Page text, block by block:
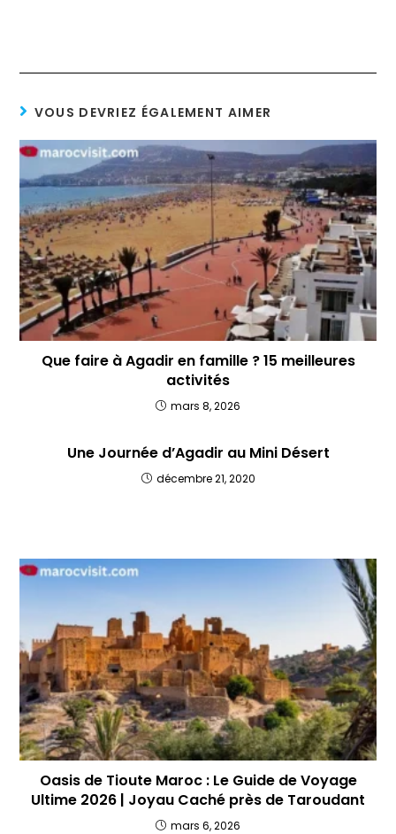
VOUS DEVRIEZ ÉGALEMENT AIMER
Que faire à Agadir en famille ? 15 meilleures
activités
mars 8, 2026
Une Journée d’Agadir au Mini Désert
décembre 21, 2020
Oasis de Tioute Maroc : Le Guide de Voyage
Ultime 2026 | Joyau Caché près de Taroudant
mars 6, 2026